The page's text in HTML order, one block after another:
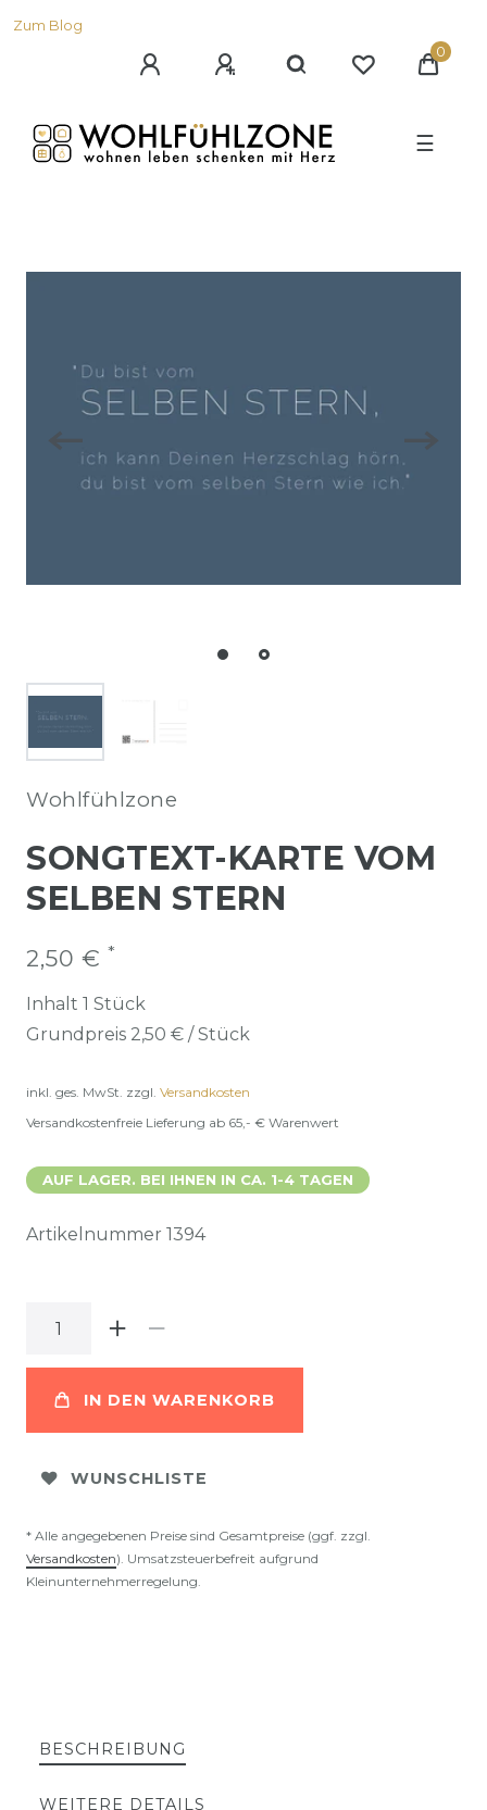
Zum Blog
0
☰
Wohlfühlzone
SONGTEXT-KARTE VOM
SELBEN STERN
2,50 € *
Inhalt 1 Stück
Grundpreis 2,50 € / Stück
inkl. ges. MwSt. zzgl. Versandkosten
Versandkostenfreie Lieferung ab 65,- € Warenwert
AUF LAGER. BEI IHNEN IN CA. 1-4 TAGEN
Artikelnummer 1394
IN DEN WARENKORB
WUNSCHLISTE
* Alle angegebenen Preise sind Gesamtpreise (ggf. zzgl.
Versandkosten). Umsatzsteuerbefreit aufgrund
Kleinunternehmerregelung.
BESCHREIBUNG
WEITERE DETAILS